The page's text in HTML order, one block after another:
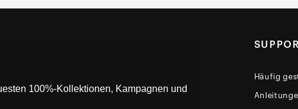
100%-Kollektionen, Kampagnen und
Häufig